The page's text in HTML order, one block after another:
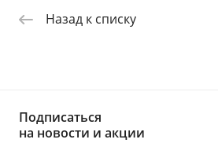
Назад к списку
Подписаться
на новости и акции